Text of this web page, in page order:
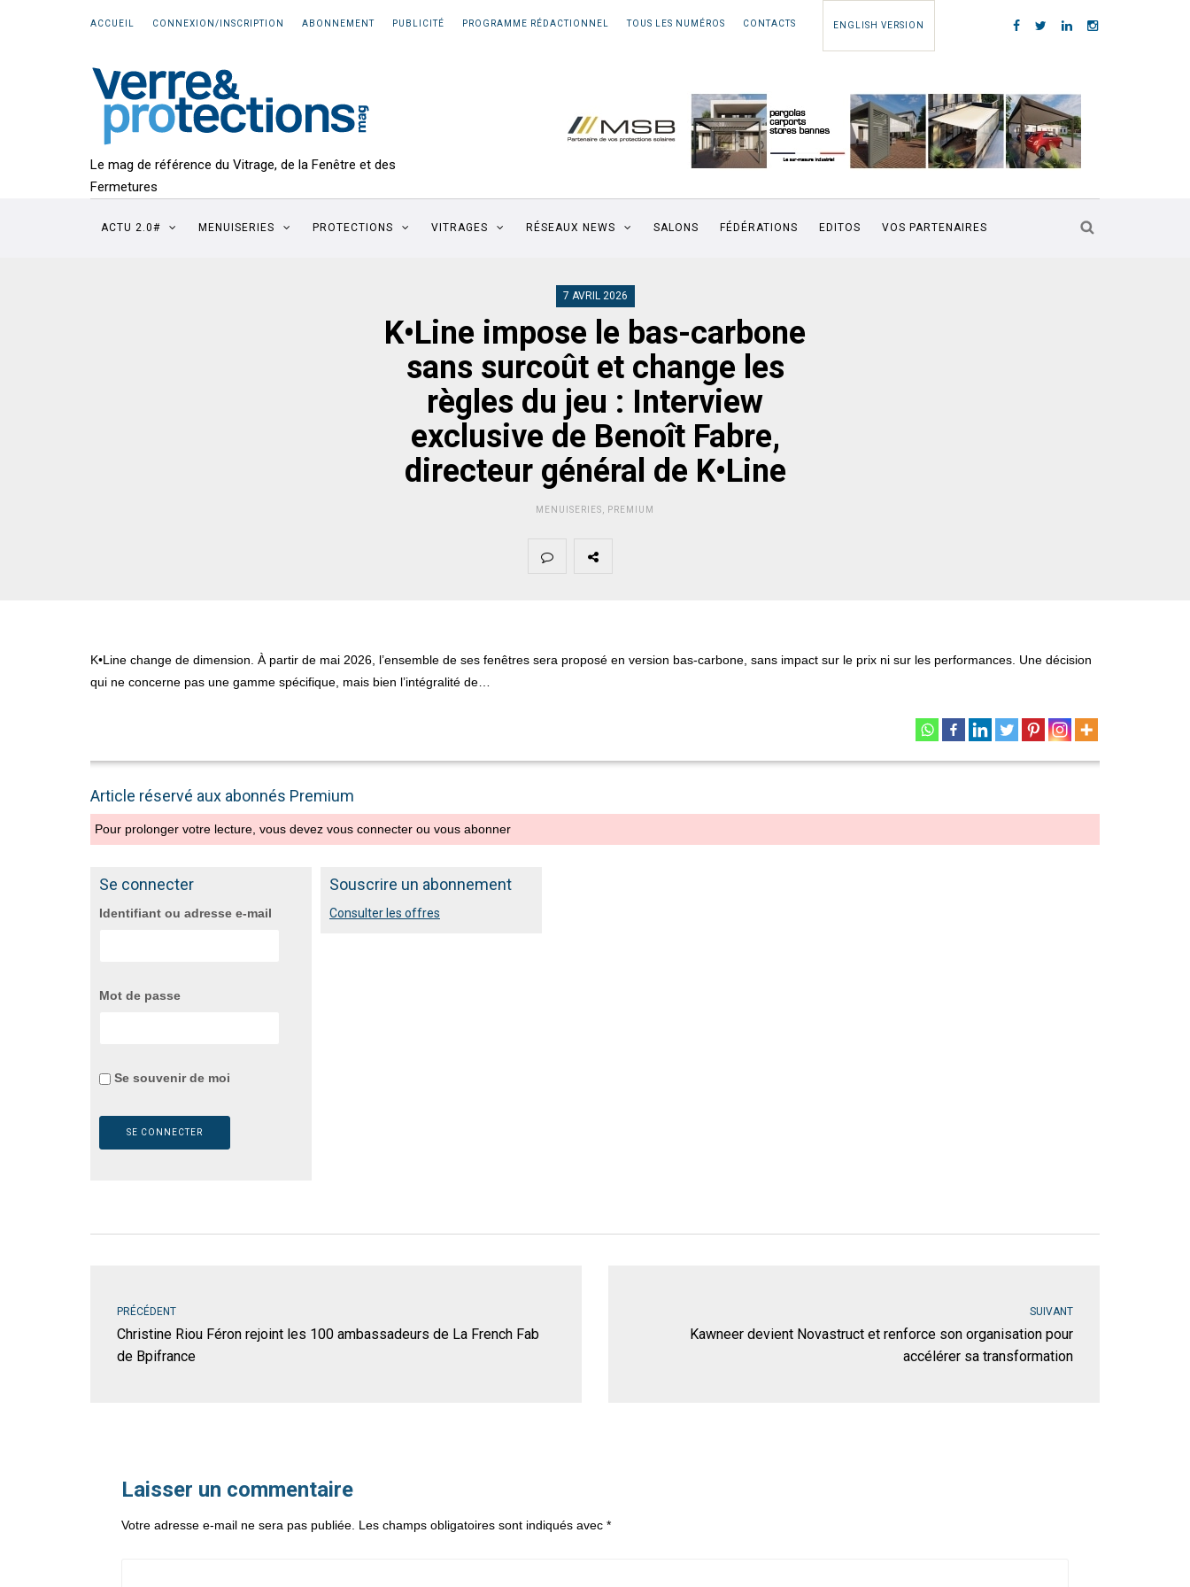
ACCUEIL CONNEXION/INSCRIPTION ABONNEMENT PUBLICITÉ PROGRAMME RÉDACTIONNEL TOUS LES NUMÉROS CONTACTS ENGLISH VERSION
Le mag de référence du Vitrage, de la Fenêtre et des
Fermetures
ACTU 2.0# MENUISERIES PROTECTIONS VITRAGES RÉSEAUX NEWS SALONS FÉDÉRATIONS EDITOS VOS PARTENAIRES
7 AVRIL 2026
K•Line impose le bas-carbone
sans surcoût et change les
règles du jeu : Interview
exclusive de Benoît Fabre,
directeur général de K•Line
MENUISERIES PREMIUM
K•Line change de dimension. À partir de mai 2026, l’ensemble de ses fenêtres sera proposé en version bas-carbone, sans impact sur le prix ni sur les performances. Une décision
qui ne concerne pas une gamme spécifique, mais bien l’intégralité de…
Article réservé aux abonnés Premium
Pour prolonger votre lecture, vous devez vous connecter ou vous abonner
Se connecter
Identifiant ou adresse e-mail
Mot de passe
Se souvenir de moi
Souscrire un abonnement
Consulter les offres
PRÉCÉDENT
Christine Riou Féron rejoint les 100 ambassadeurs de La French Fab
de Bpifrance
SUIVANT
Kawneer devient Novastruct et renforce son organisation pour
accélérer sa transformation
Laisser un commentaire
Votre adresse e-mail ne sera pas publiée. Les champs obligatoires sont indiqués avec *